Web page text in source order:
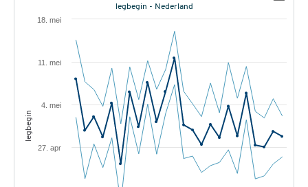
legbegin
legbegin - Nederland
27. apr
4. mei
11. mei
18. mei